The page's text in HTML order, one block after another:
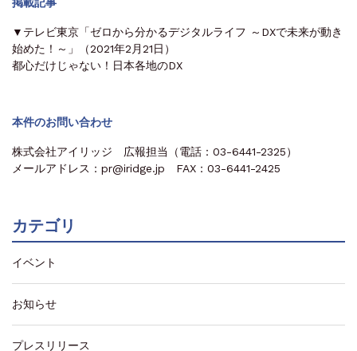
▼テレビ東京「ゼロから分かるデジタルライフ ～DXで未来が動き
始めた！～」（2021年2月21日）
都心だけじゃない！日本各地のDX
本件のお問い合わせ
株式会社アイリッジ 広報担当（電話：03-6441-2325）
メールアドレス：pr@iridge.jp FAX：03-6441-2425
カテゴリ
イベント
お知らせ
プレスリリース